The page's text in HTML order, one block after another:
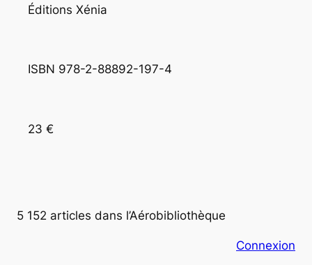
Éditions Xénia
ISBN 978-2-88892-197-4
23 €
5 152 articles dans l’Aérobibliothèque
Connexion